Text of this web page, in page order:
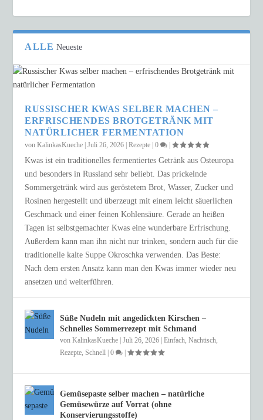
ALLE Neueste
RUSSISCHER KWAS SELBER MACHEN –
ERFRISCHENDES BROTGETRÄNK MIT
NATÜRLICHER FERMENTATION
vonKalinkasKueche |Juli 26, 2026 |Rezepte |0 |
Kwas ist ein traditionelles fermentiertes Getränk aus Osteuropa
und besonders in Russland sehr beliebt. Das prickelnde
Sommergetränk wird aus geröstetem Brot, Wasser, Zucker und
Rosinen hergestellt und überzeugt mit einem leicht säuerlichen
Geschmack und einer feinen Kohlensäure. Gerade an heißen
Tagen ist selbstgemachter Kwas eine wunderbare Erfrischung.
Außerdem kann man ihn nicht nur trinken, sondern auch für die
traditionelle kalte Suppe Okroschka verwenden. Das Beste:
Nach dem ersten Ansatz kann man den Kwas immer wieder neu
ansetzen und weiterführen.
Süße Nudeln mit angedickten Kirschen –
Schnelles Sommerrezept mit Schmand
vonKalinkasKueche |Juli 26, 2026 |Einfach,Nachtisch,
Rezepte,Schnell |0 |
Gemüsepaste selber machen – natürliche
Gemüsewürze auf Vorrat (ohne
Konservierungsstoffe)